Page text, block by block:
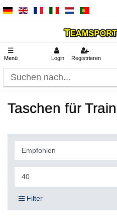
☰
Menü Login Registrieren
Taschen für
Filter